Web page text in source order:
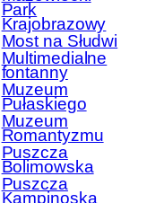
Park
Krajobrazowy
Most na Słudwi
Multimedialne
fontanny
Muzeum
Pułaskiego
Muzeum
Romantyzmu
Puszcza
Bolimowska
Puszcza
Kampinoska